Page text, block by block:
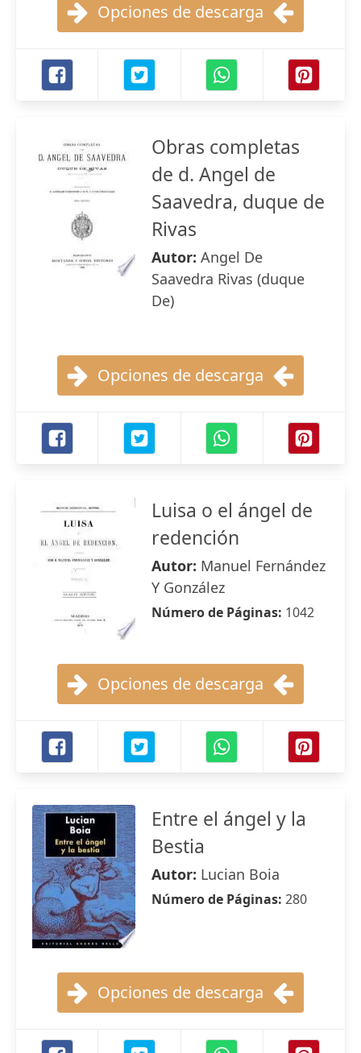
Opciones de descarga
Obras completas
de d. Angel de
Saavedra, duque de
Rivas
Autor: Angel De
Saavedra Rivas (duque
De)
Opciones de descarga
Luisa o el ángel de
redención
Autor: Manuel Fernández
Y González
Número de Páginas: 1042
Opciones de descarga
Entre el ángel y la
Bestia
Autor: Lucian Boia
Número de Páginas: 280
Opciones de descarga